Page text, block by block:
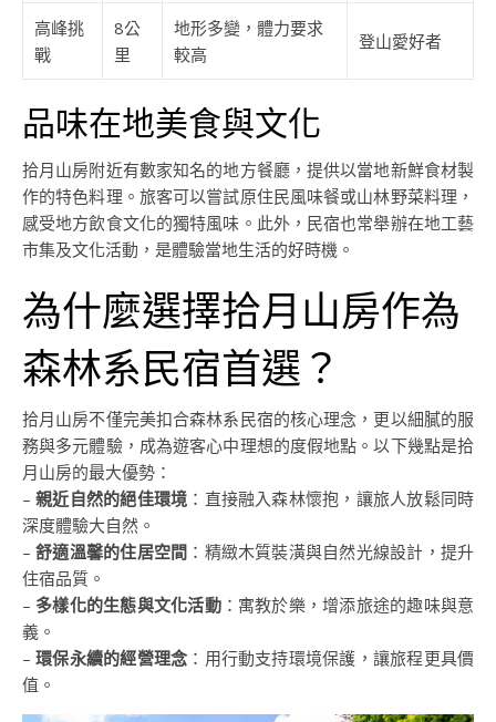
高峰挑
戰
8公
里
地形多變，體力要求
較高
登山愛好者
品味在地美食與文化
拾月山房附近有數家知名的地方餐廳，提供以當地新鮮食材製
作的特色料理。旅客可以嘗試原住民風味餐或山林野菜料理，
感受地方飲食文化的獨特風味。此外，民宿也常舉辦在地工藝
市集及文化活動，是體驗當地生活的好時機。
為什麼選擇拾月山房作為
森林系民宿首選？
拾月山房不僅完美扣合森林系民宿的核心理念，更以細膩的服
務與多元體驗，成為遊客心中理想的度假地點。以下幾點是拾
月山房的最大優勢：
–親近自然的絕佳環境 ：直接融入森林懷抱，讓旅人放鬆同時
深度體驗大自然。
–舒適溫馨的住居空間 ：精緻木質裝潢與自然光線設計，提升
住宿品質。
– 多樣化的生態與文化活動：寓教於樂，增添旅途的趣味與意
義。
–環保永續的經營理念 ：用行動支持環境保護，讓旅程更具價
值。